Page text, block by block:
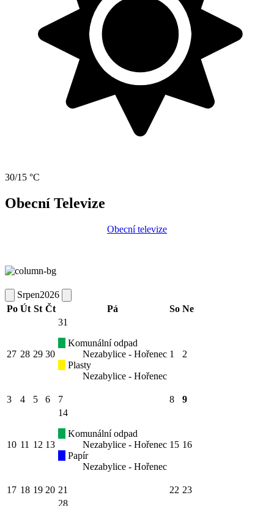
30/15 °C
Obecní Televize
Obecní televize
Srpen2026
Po Út St Čt Pá So Ne
27 28 29 30
31
Komunální odpad
Nezabylice - Hořenec
Plasty
Nezabylice - Hořenec
1 2
3 4 5 6 7 8 9
10 11 12 13
14
Komunální odpad
Nezabylice - Hořenec
Papír
Nezabylice - Hořenec
15 16
17 18 19 20 21 22 23
28